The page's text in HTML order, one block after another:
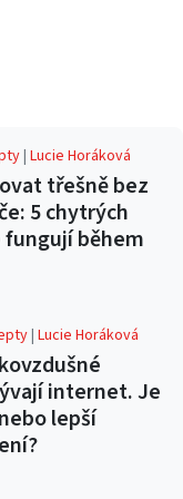
|Lucie Horáková
třešně bez
5 chytrých
během
|Lucie Horáková
internet. Je
lepší